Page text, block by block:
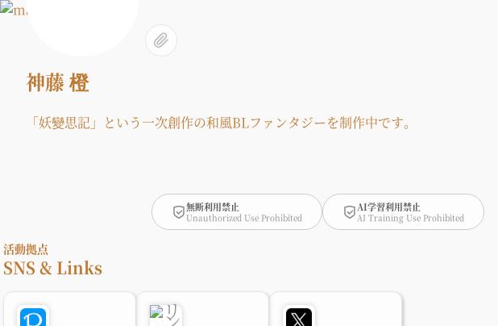
神藤 橙
「妖變思記」という一次創作の和風BLファンタジーを制作中です。
無断利用禁止
Unauthorized Use Prohibited
AI学習利用禁止
AI Training Use Prohibited
活動拠点
SNS & Links